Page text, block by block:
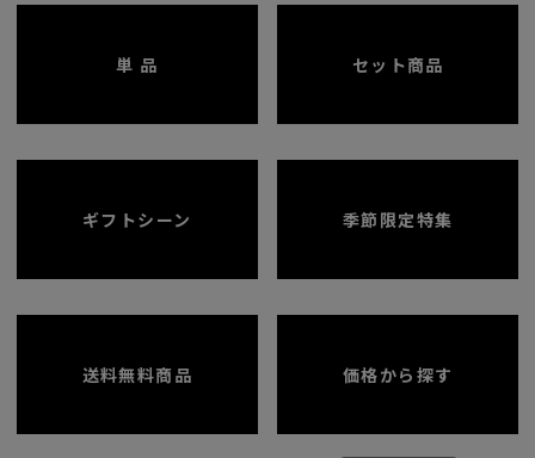
単 品 セット商品
ギフトシーン 季節限定特集
送料無料商品 価格から探す